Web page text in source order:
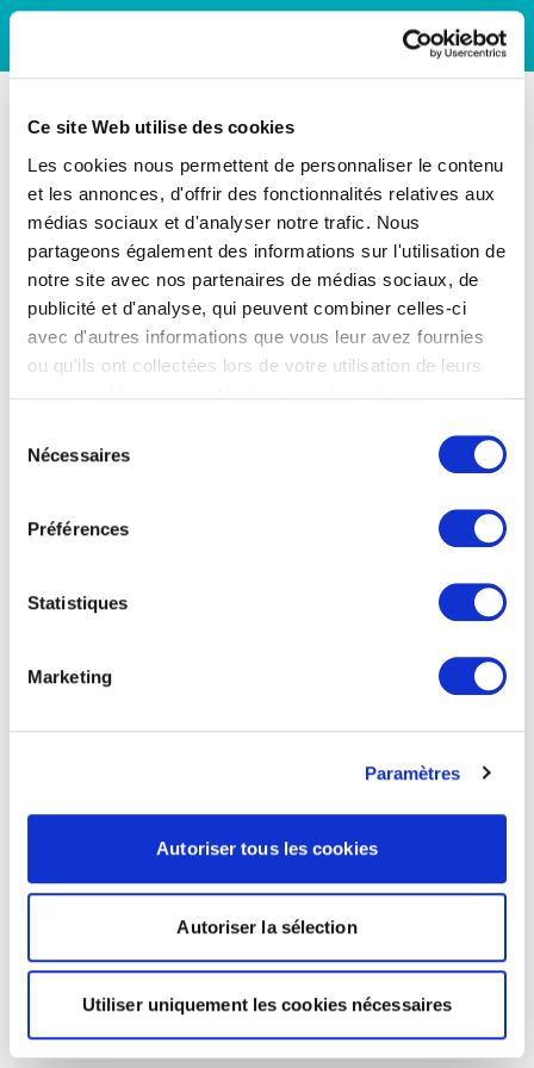
Ce site Web utilise des cookies
Les cookies nous permettent de personnaliser le contenu
et les annonces, d'offrir des fonctionnalités relatives aux
médias sociaux et d'analyser notre trafic. Nous
partageons également des informations sur l'utilisation de
notre site avec nos partenaires de médias sociaux, de
publicité et d'analyse, qui peuvent combiner celles-ci
avec d'autres informations que vous leur avez fournies
ou qu'ils ont collectées lors de votre utilisation de leurs
Nécessaires
Préférences
Statistiques
Marketing
Paramètres
Autoriser tous les cookies
Autoriser la sélection
Utiliser uniquement les cookies nécessaires